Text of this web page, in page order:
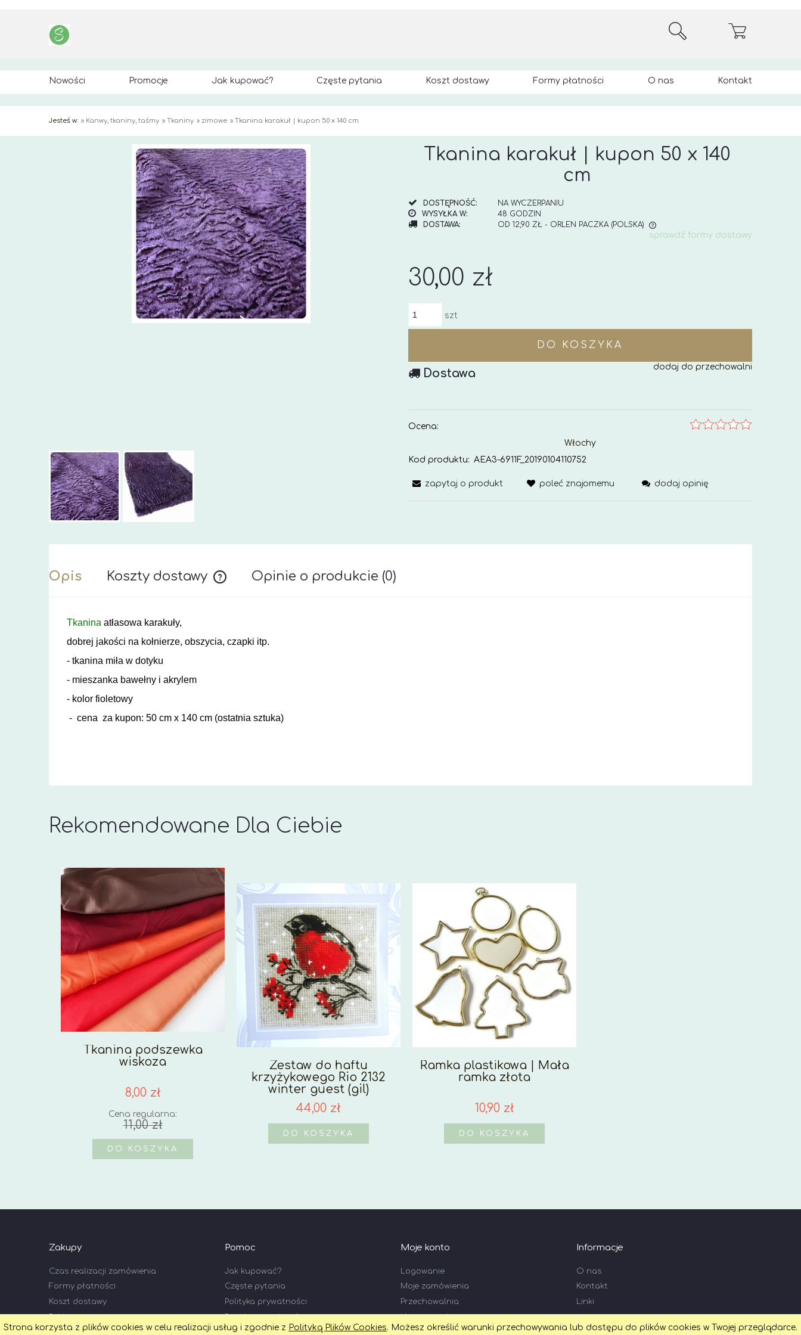
Strona korzysta z plików cookies w celu realizacji usług i zgodnie z Polityką Plików Cookies. Możesz określić warunki przechowywania lub dostępu do plików cookies w Twojej przeglądarce.
Nowości Promocje Jak kupować? Częste pytania Koszt dostawy Formy płatności O nas Kontakt
Jesteś w: » Kanwy, tkaniny, taśmy » Tkaniny » zimowe » Tkanina karakuł | kupon 50 x 140 cm
Tkanina karakuł | kupon 50 x 140
cm
DOSTĘPNOŚĆ:
NA WYCZERPANIU
WYSYŁKA W:
48 GODZIN
DOSTAWA:
OD 12,90 ZŁ - ORLEN PACZKA (POLSKA)
sprawdź formy dostawy
30,00 zł
szt
DO KOSZYKA
dodaj do przechowalni
Dostawa
Ocena:
Włochy
Kod produktu: AEA3-6911F_20190104110752
zapytaj o produkt poleć znajomemu dodaj opinię
Opis Koszty dostawy Opinie o produkcie (0)
Tkanina atłasowa karakuły,
dobrej jakości na kołnierze, obszycia, czapki itp.
- tkanina miła w dotyku
- mieszanka bawełny i akrylem
- kolor fioletowy
- cena za kupon: 50 cm x 140 cm (ostatnia sztuka)
Rekomendowane Dla Ciebie
Tkanina podszewka
wiskoza
8,00 zł
Cena regularna:
11,00 zł
DO KOSZYKA
Zestaw do haftu
krzyżykowego Rio 2132
winter guest (gil)
44,00 zł
DO KOSZYKA
Ramka plastikowa | Mała
ramka złota
10,90 zł
DO KOSZYKA
Zakupy
Czas realizacji zamówienia
Formy płatności
Koszt dostawy
Reklamacje i zwroty
Pomoc
Jak kupować?
Częste pytania
Polityka prywatności
Regulamin zakupów
Moje konto
Logowanie
Moje zamówienia
Przechowalnia
Ustawienia konta
Informacje
O nas
Kontakt
Linki